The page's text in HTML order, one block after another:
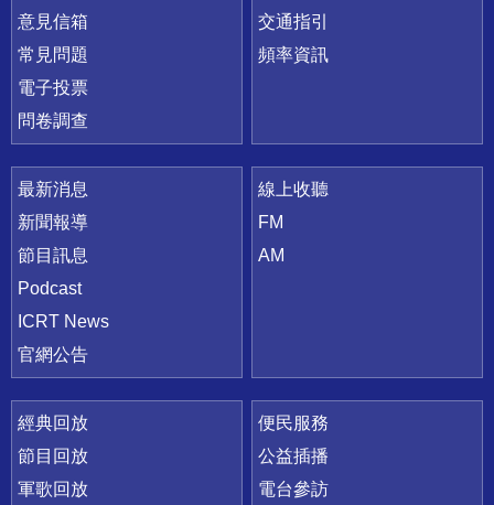
意見信箱
常見問題
電子投票
問卷調查
交通指引
頻率資訊
最新消息
新聞報導
節目訊息
Podcast
ICRT News
官網公告
線上收聽
FM
AM
經典回放
節目回放
軍歌回放
便民服務
公益插播
電台參訪